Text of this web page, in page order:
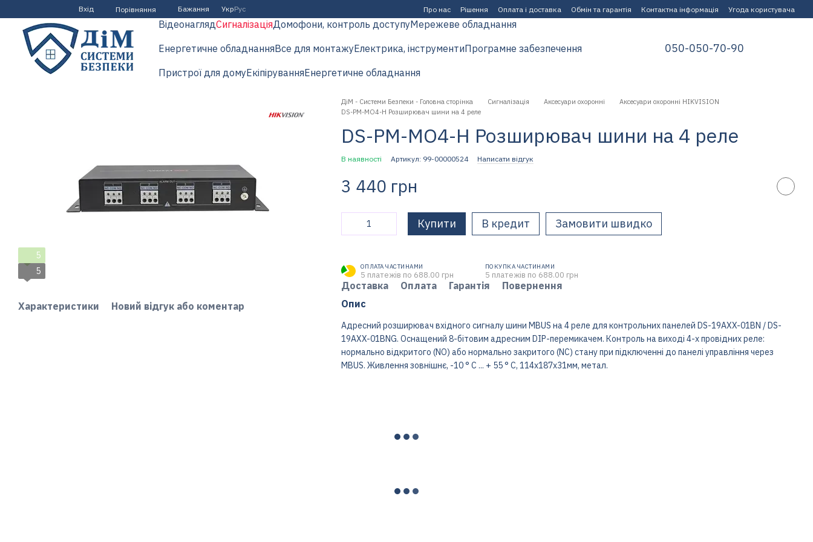
Перейти до основного контенту
Вхід Порівняння Бажання УкрРус Про нас Рішення Оплата і доставка Обмін та гарантія Контактна інформація Угода користувача
ВідеонаглядСигналізаціяДомофони, контроль доступуМережеве обладнання
Енергетичне обладнанняВсе для монтажуЕлектрика, інструментиПрограмне забезпечення
Пристрої для домуЕкіпіруванняЕнергетичне обладнання
050-050-70-90
5
5
Характеристики Новий відгук або коментар
ДіМ - Системи Безпеки - Головна сторінка Сигналізація Аксесуари охоронні
Аксесуари охоронні HIKVISION
DS-PM-MO4-H Розширювач шини на 4 реле
DS-PM-MO4-H Розширювач шини на 4 реле
В наявності Артикул: 99-00000524 Написати відгук
3 440 грн
Купити В кредит Замовити швидко
ОПЛАТА ЧАСТИНАМИ
5 платежів по 688.00 грн
ПОКУПКА ЧАСТИНАМИ
5 платежів по 688.00 грн
Доставка Оплата Гарантія
Повернення
Опис
Адресний розширювач вхідного сигналу шини MBUS на 4 реле для контрольних панелей DS-19AXX-01BN / DS-
19AXX-01BNG. Оснащений 8-бітовим адресним DIP-перемикачем. Контроль на виході 4-х провідних реле:
нормально відкритого (NO) або нормально закритого (NC) стану при підключенні до панелі управління через
MBUS. Живлення зовнішнє, -10 ° C ... + 55 ° C, 114х187х31мм, метал.